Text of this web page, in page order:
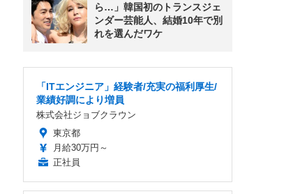
ら…」韓国初のトランスジェ
ンダー芸能人、結婚10年で別
れを選んだワケ
「ITエンジニア」経験者/充実の福利厚生/
業績好調により増員
株式会社ジョブクラウン
東京都
月給30万円～
正社員